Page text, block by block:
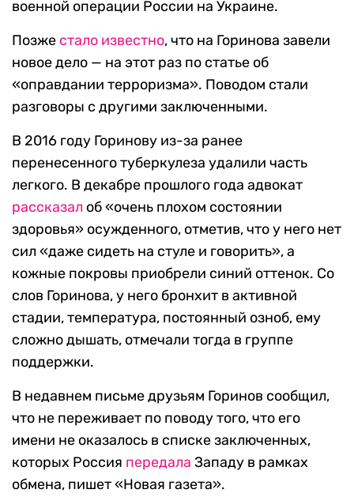
военной операции России на Украине.
Позже стало известно, что на Горинова завели
новое дело — на этот раз по статье об
«оправдании терроризма». Поводом стали
разговоры с другими заключенными.
В 2016 году Горинову из-за ранее
перенесенного туберкулеза удалили часть
легкого. В декабре прошлого года адвокат
рассказал об «очень плохом состоянии
здоровья» осужденного, отметив, что у него нет
сил «даже сидеть на стуле и говорить», а
кожные покровы приобрели синий оттенок. Со
слов Горинова, у него бронхит в активной
стадии, температура, постоянный озноб, ему
сложно дышать, отмечали тогда в группе
поддержки.
В недавнем письме друзьям Горинов сообщил,
что не переживает по поводу того, что его
имени не оказалось в списке заключенных,
которых Россия передала Западу в рамках
обмена, пишет «Новая газета».